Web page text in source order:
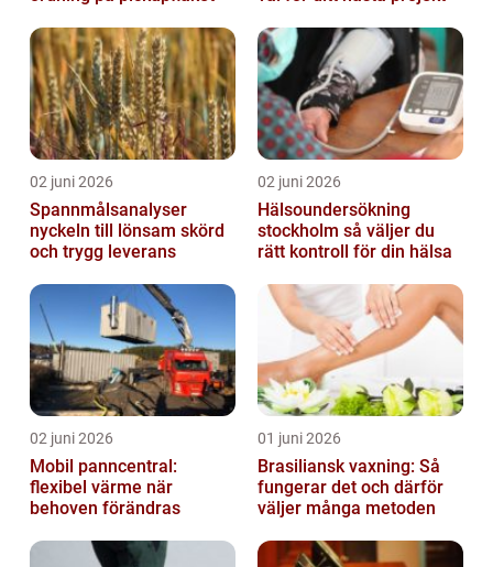
02 juni 2026
Spannmålsanalyser
nyckeln till lönsam skörd
och trygg leverans
02 juni 2026
Hälsoundersökning
stockholm så väljer du
rätt kontroll för din hälsa
02 juni 2026
Mobil panncentral:
flexibel värme när
behoven förändras
01 juni 2026
Brasiliansk vaxning: Så
fungerar det och därför
väljer många metoden